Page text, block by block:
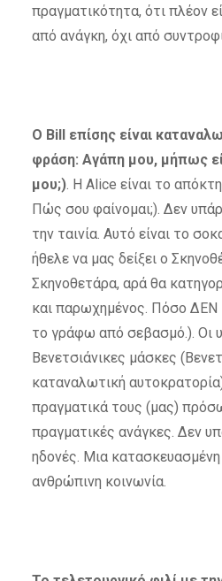
πραγματικότητα, ότι πλέον
από ανάγκη, όχι από
Ο Bill επίσης είναι
φράση: Αγάπη μου, μήπως
μου;). Η Alice είναι το
Πώς σου φαίνομαι;). Δεν
την ταινία. Αυτό είναι το
ήθελε να μας δείξει ο
Σκηνοθετάρα, αρά θα
και παρωχημένος. Πόσο ΔΕΝ
το γράφω από σεβασμό.). Οι
Βενετσιάνικες μάσκες
καταναλωτική
πραγματικά τους (μας)
πραγματικές ανάγκες. Δεν
ηδονές. Μια
ανθρώπινη κοινωνία.